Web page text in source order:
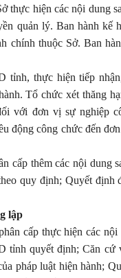
hiện các nội dung
quản lý. Ban hành kế
chính thuộc Sở. Ban
tỉnh, thực hiện tiếp
Tổ chức xét thăng
với đơn vị sự nghiệp
độngcông chức đến
cấp thêm các nội dung
quy định; Quyết định
lập
cấp thực hiện các
quyết định; Căn cứ
pháp luật hiện hành;